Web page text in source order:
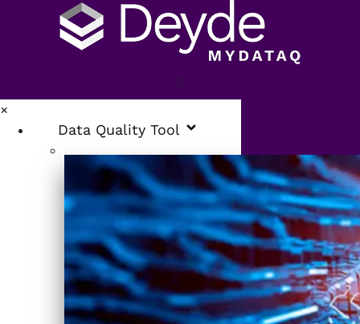
×
Data Quality Tool